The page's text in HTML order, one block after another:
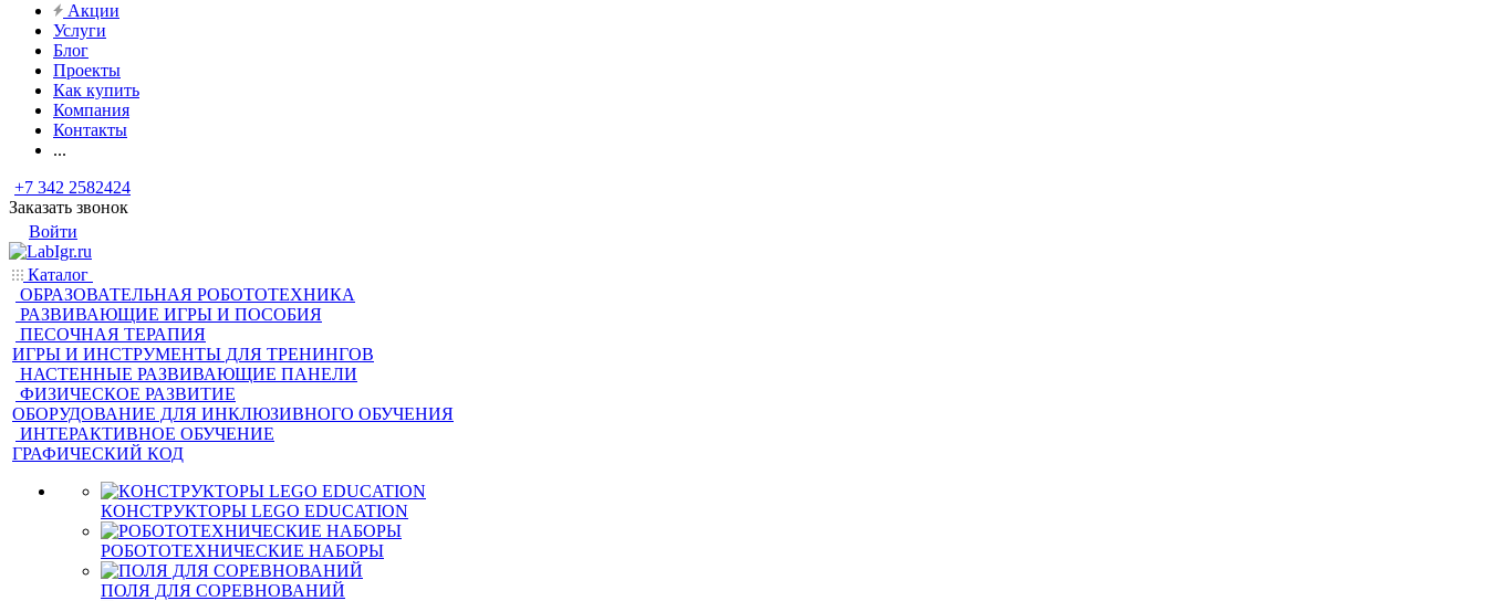
Акции
Услуги
Блог
Проекты
Как купить
Компания
Контакты
...
+7 342 2582424
Заказать звонок
Войти
Каталог
ОБРАЗОВАТЕЛЬНАЯ РОБОТОТЕХНИКА
РАЗВИВАЮЩИЕ ИГРЫ И ПОСОБИЯ
ПЕСОЧНАЯ ТЕРАПИЯ
ИГРЫ И ИНСТРУМЕНТЫ ДЛЯ ТРЕНИНГОВ
НАСТЕННЫЕ РАЗВИВАЮЩИЕ ПАНЕЛИ
ФИЗИЧЕСКОЕ РАЗВИТИЕ
ОБОРУДОВАНИЕ ДЛЯ ИНКЛЮЗИВНОГО ОБУЧЕНИЯ
ИНТЕРАКТИВНОЕ ОБУЧЕНИЕ
ГРАФИЧЕСКИЙ КОД
КОНСТРУКТОРЫ LEGO EDUCATION
РОБОТОТЕХНИЧЕСКИЕ НАБОРЫ
ПОЛЯ ДЛЯ СОРЕВНОВАНИЙ